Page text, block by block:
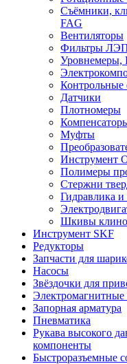
Съёмники,
FAG
Вентиляторы
Фильтры
Уровнемеры,
Контрольные
Датчики
Плотномеры
Муфты
Инструмент
Полимеры
Стержни
Гидравлика
Шкивы
Инструмент SKF
Редукторы
Запчасти для
Насосы
Звёздочки для
Запорная арматура
Пневматика
Рукава высокого
компоненты
Быстроразъемные